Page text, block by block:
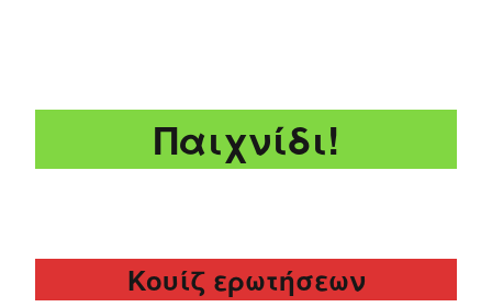
Παιχνίδι!
Κουίζ ερωτήσεων